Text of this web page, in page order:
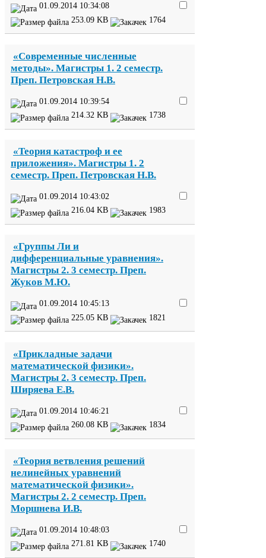
01.09.2014 10:34:08
253 09 KB 1764
«Современные численные
методы». Магистры 1. 2 семестр.
Преп. Петровская Н.В.
01 09 2014 10:39:54
214 32 KB 1738
«Теория катастроф и ее
приложения». Магистры 1. 2
семестр. Преп. Петровская Н.В.
01 09 2014 10:43:02
216.04 KB 1983
«Группы Ли и
дифференциальные уравнения».
Магистры 2. 3 семестр. Преп.
Жуков М.Ю.
01.09.2014 10:45:13
225 05 KB 1821
«Прикладные задачи
математической физики».
Магистры 2. 3 семестр. Преп.
Ширяева Е.В.
01 09 2014 10:46:21
260 08 KB 1834
«Теория ветвления решений
нелинейных уравнений
математической физики».
Магистры 2. 2 семестр. Преп.
Моршнева И.В.
01 09 2014 10:48:03
271.81 KB 1740